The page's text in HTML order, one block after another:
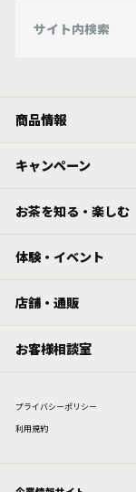
商品情報
キャンペーン
お茶を知る・楽しむ
体験・イベント
店舗・通販
お客様相談室
プライバシーポリシー
利⽤規約